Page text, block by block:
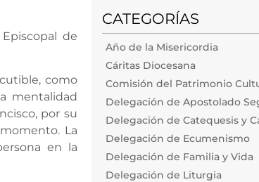
de
como
mentalidad
por su
La
en la
CATEGORÍAS
Año de la Misericordia
Cáritas Diocesana
Comisión del Patrimonio
Delegación de Apostolado
Delegación de Catequesis y
Delegación de Ecumenismo
Delegación de Familia y Vida
Delegación de Liturgia